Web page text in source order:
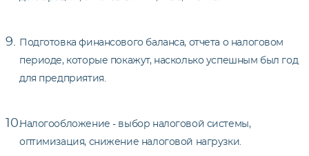
Подготовка финансового баланса, отчета о налоговом
периоде, которые покажут, насколько успешным был год
для предприятия.
Налогообложение - выбор налоговой системы,
оптимизация, снижение налоговой нагрузки.